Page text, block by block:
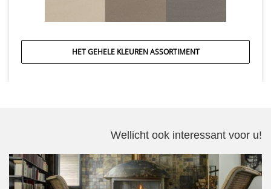
HET GEHELE KLEUREN ASSORTIMENT
Wellicht ook interessant voor u!